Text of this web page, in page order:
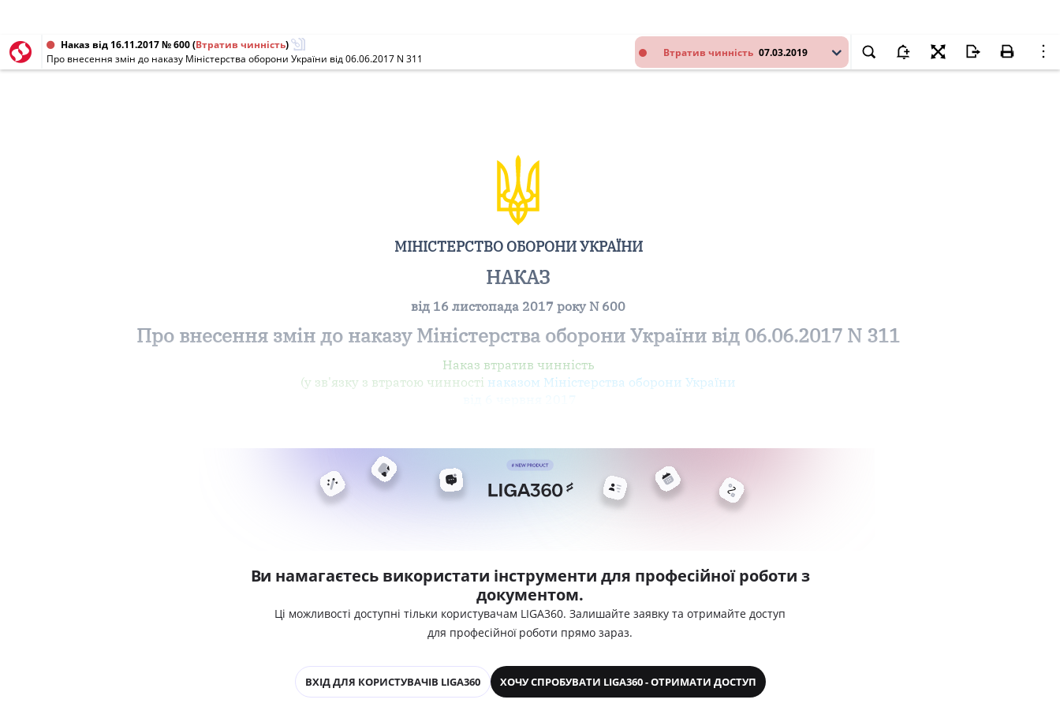
Втратив чинність 07.03.2019
Наказ від 16.11.2017 № 600(Втратив чинність)
Про внесення змін до наказу Міністерства оборони України від 06.06.2017 N 311
МІНІСТЕРСТВО ОБОРОНИ УКРАЇНИ
НАКАЗ
від 16 листопада 2017 року N 600
Про внесення змін до наказу Міністерства оборони України від 06.06.2017 N 311
Наказ втратив чинність
(у зв'язку з втратою чинності наказом Міністерства оборони України
Ви намагаєтесь використати інструменти для професійної роботи з
документом.
Ці можливості доступні тільки користувачам LIGA360. Залишайте заявку та отримайте доступ
для професійної роботи прямо зараз.
ВХІД ДЛЯ КОРИСТУВАЧІВ LIGA360 ХОЧУ СПРОБУВАТИ LIGA360 - ОТРИМАТИ ДОСТУП